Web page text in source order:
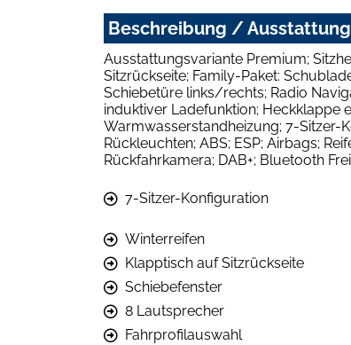
Beschreibung / Ausstattung
Ausstattungsvariante Premium;
Sitzrückseite; Family-Paket:
Schiebetüre links/rechts; Radio
induktiver Ladefunktion; Heckklappe
Warmwasserstandheizung; 7-Sitzer-
Rückleuchten; ABS; ESP; Airbags;
Rückfahrkamera; DAB+; Bluetooth
7-Sitzer-Konfiguration
Winterreifen
Klapptisch auf Sitzrückseite
Schiebefenster
8 Lautsprecher
Fahrprofilauswahl